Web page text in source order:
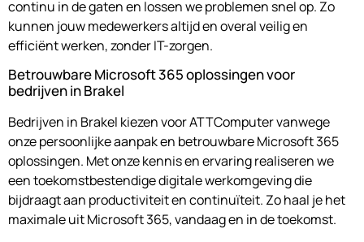
continu in de gaten en lossen we problemen snel op. Zo
kunnen jouw medewerkers altijd en overal veilig en
efficiënt werken, zonder IT-zorgen.
Betrouwbare Microsoft 365 oplossingen voor
bedrijven in Brakel
Bedrijven in Brakel kiezen voor ATTComputer vanwege
onze persoonlijke aanpak en betrouwbare Microsoft 365
oplossingen. Met onze kennis en ervaring realiseren we
een toekomstbestendige digitale werkomgeving die
bijdraagt aan productiviteit en continuïteit. Zo haal je het
maximale uit Microsoft 365, vandaag en in de toekomst.